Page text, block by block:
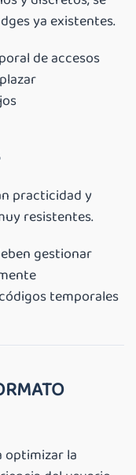
ya existentes.
de accesos
practicidad y
resistentes.
gestionar
temporales
optimizar la